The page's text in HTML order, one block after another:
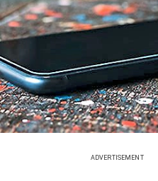
ADVERTISEMENT